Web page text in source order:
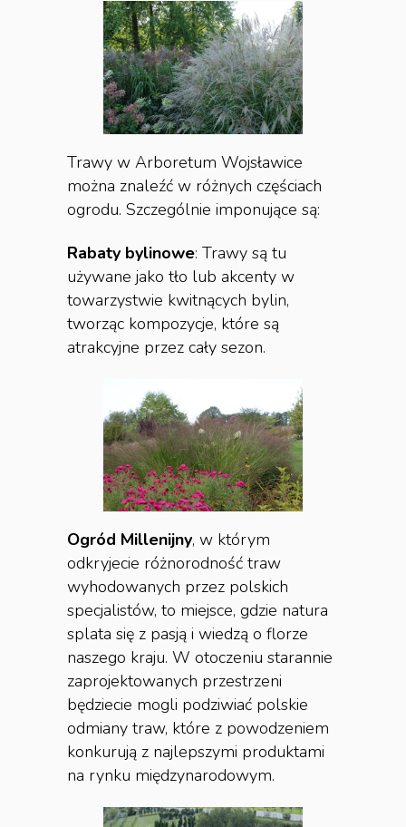
Trawy w Arboretum Wojsławice
można znaleźć w różnych częściach
ogrodu. Szczególnie imponujące są:
Rabaty bylinowe: Trawy są tu
używane jako tło lub akcenty w
towarzystwie kwitnących bylin,
tworząc kompozycje, które są
atrakcyjne przez cały sezon.
Ogród Millenijny, w którym
odkryjecie różnorodność traw
wyhodowanych przez polskich
specjalistów, to miejsce, gdzie natura
splata się z pasją i wiedzą o florze
naszego kraju. W otoczeniu starannie
zaprojektowanych przestrzeni
będziecie mogli podziwiać polskie
odmiany traw, które z powodzeniem
konkurują z najlepszymi produktami
na rynku międzynarodowym.